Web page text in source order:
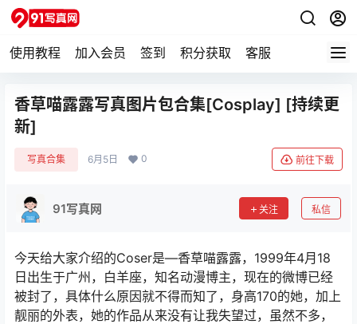
使用教程 加入会员 签到 积分获取 客服
香草喵露露写真图片包合集[Cosplay] [持续更
新]
写真合集 6月5日 0 前往下载
91写真网 关注 私信
今天给大家介绍的Coser是—香草喵露露，1999年4月18
日出生于广州，白羊座，知名动漫博主，现在的微博已经
被封了，具体什么原因就不得而知了，身高170的她，加上
靓丽的外表，她的作品从来没有让我失望过，虽然不多，